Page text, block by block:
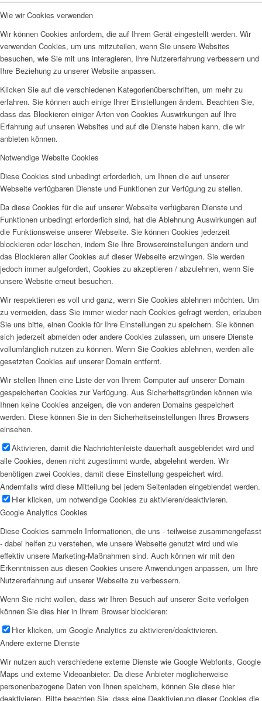
Wie wir Cookies verwenden
Wir können Cookies anfordern, die auf Ihrem Gerät eingestellt werden. Wir
verwenden Cookies, um uns mitzuteilen, wenn Sie unsere Websites
besuchen, wie Sie mit uns interagieren, Ihre Nutzererfahrung verbessern und
Ihre Beziehung zu unserer Website anpassen.
Klicken Sie auf die verschiedenen Kategorienüberschriften, um mehr zu
erfahren. Sie können auch einige Ihrer Einstellungen ändern. Beachten Sie,
dass das Blockieren einiger Arten von Cookies Auswirkungen auf Ihre
Erfahrung auf unseren Websites und auf die Dienste haben kann, die wir
anbieten können.
Notwendige Website Cookies
Diese Cookies sind unbedingt erforderlich, um Ihnen die auf unserer
Webseite verfügbaren Dienste und Funktionen zur Verfügung zu stellen.
Da diese Cookies für die auf unserer Webseite verfügbaren Dienste und
Funktionen unbedingt erforderlich sind, hat die Ablehnung Auswirkungen auf
die Funktionsweise unserer Webseite. Sie können Cookies jederzeit
blockieren oder löschen, indem Sie Ihre Browsereinstellungen ändern und
das Blockieren aller Cookies auf dieser Webseite erzwingen. Sie werden
jedoch immer aufgefordert, Cookies zu akzeptieren / abzulehnen, wenn Sie
unsere Website erneut besuchen.
Wir respektieren es voll und ganz, wenn Sie Cookies ablehnen möchten. Um
zu vermeiden, dass Sie immer wieder nach Cookies gefragt werden, erlauben
Sie uns bitte, einen Cookie für Ihre Einstellungen zu speichern. Sie können
sich jederzeit abmelden oder andere Cookies zulassen, um unsere Dienste
vollumfänglich nutzen zu können. Wenn Sie Cookies ablehnen, werden alle
gesetzten Cookies auf unserer Domain entfernt.
Wir stellen Ihnen eine Liste der von Ihrem Computer auf unserer Domain
gespeicherten Cookies zur Verfügung. Aus Sicherheitsgründen können wie
Ihnen keine Cookies anzeigen, die von anderen Domains gespeichert
werden. Diese können Sie in den Sicherheitseinstellungen Ihres Browsers
einsehen.
Aktivieren, damit die Nachrichtenleiste dauerhaft ausgeblendet wird und
alle Cookies, denen nicht zugestimmt wurde, abgelehnt werden. Wir
benötigen zwei Cookies, damit diese Einstellung gespeichert wird.
Andernfalls wird diese Mitteilung bei jedem Seitenladen eingeblendet werden.
Hier klicken, um notwendige Cookies zu aktivieren/deaktivieren.
Google Analytics Cookies
Diese Cookies sammeln Informationen, die uns - teilweise zusammengefasst
- dabei helfen zu verstehen, wie unsere Webseite genutzt wird und wie
effektiv unsere Marketing-Maßnahmen sind. Auch können wir mit den
Erkenntnissen aus diesen Cookies unsere Anwendungen anpassen, um Ihre
Nutzererfahrung auf unserer Webseite zu verbessern.
Wenn Sie nicht wollen, dass wir Ihren Besuch auf unserer Seite verfolgen
können Sie dies hier in Ihrem Browser blockieren:
Hier klicken, um Google Analytics zu aktivieren/deaktivieren.
Andere externe Dienste
Wir nutzen auch verschiedene externe Dienste wie Google Webfonts, Google
Maps und externe Videoanbieter. Da diese Anbieter möglicherweise
personenbezogene Daten von Ihnen speichern, können Sie diese hier
deaktivieren. Bitte beachten Sie, dass eine Deaktivierung dieser Cookies die